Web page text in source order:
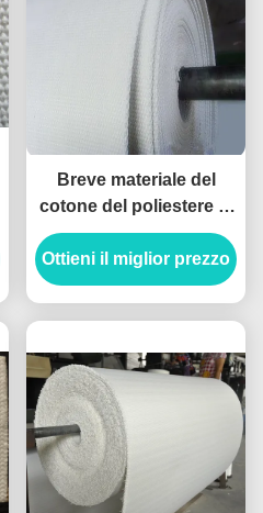
Breve materiale del
cotone del poliestere di
Aramide del panno
dello scorrevole
dell'aria della fibra
Ottieni il miglior prezzo